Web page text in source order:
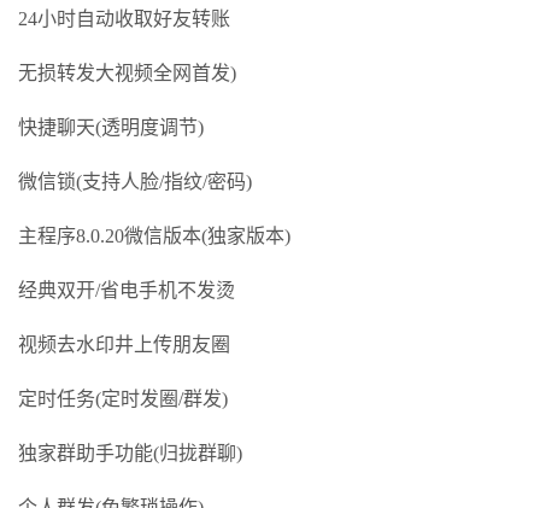
24小时自动收取好友转账
无损转发大视频全网首发)
快捷聊天(透明度调节)
微信锁(支持人脸/指纹/密码)
主程序8.0.20微信版本(独家版本)
经典双开/省电手机不发烫
视频去水印井上传朋友圈
定时任务(定时发圈/群发)
独家群助手功能(归拢群聊)